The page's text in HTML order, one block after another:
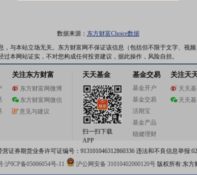
数据来源： 东方财富Choice数据
，与本站立场无关。东方财富网不保证该信息（包括但不限于文字、视
本网站证实，不对您构成任何投资建议，据此操作，风险自担。
关注东方财富
东方财富网微博
东方财富网微信
意见与建议
天天基金
扫一扫下载
APP
基金交易
基金开户
基金交易
活期宝
基金产品
稳健理财
关注天
天天
天天
证券期货业务许可证编号：913101046312860336 违法和不良信息举报
:沪ICP备05006054号-11 沪公网安备 31010402000120号版权所有:东方